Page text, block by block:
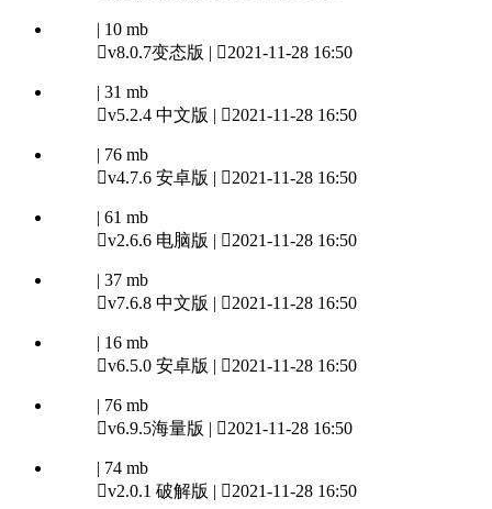
| 10 mb
v8.0.7变态版 | 2021-11-28 16:50
| 31 mb
v5.2.4 中文版 | 2021-11-28 16:50
| 76 mb
v4.7.6 安卓版 | 2021-11-28 16:50
| 61 mb
v2.6.6 电脑版 | 2021-11-28 16:50
| 37 mb
v7.6.8 中文版 | 2021-11-28 16:50
| 16 mb
v6.5.0 安卓版 | 2021-11-28 16:50
| 76 mb
v6.9.5海量版 | 2021-11-28 16:50
| 74 mb
v2.0.1 破解版 | 2021-11-28 16:50